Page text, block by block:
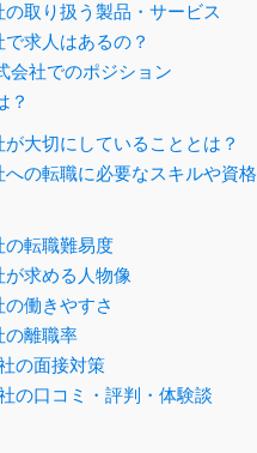
取り扱う製品・サービス
求人はあるの？
会社でのポジション
？
大切にしていることとは？
の転職に必要なスキルや資格
の転職難易度
求める人物像
働きやすさ
の離職率
の面接対策
の口コミ・評判・体験談